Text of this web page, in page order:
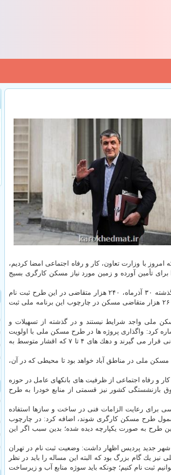
با وزارت تعاون، كار و رفاه اجتماعی امضا كردیم،
تأمین آورده و زمین مورد نیاز مسكن كارگری بسیج
وزیر راه و شهرسازی اشاره كرد: با اختتام ثبت نام برنامه اقدام ملی مسكن در روز گذشته ۳۰ آذرماه، ۲۴۰ هزار متقاضی در این طرح ثبت نام
كرده اند كه با احتساب ثبت نام ۲۰ هزار نفر در بافت های ناكارآمد شهری، در مجموع ۲۶۰ هزار متقاضی مسكن در چارچوب این برنامه ملی ثبت
ملی واجد شرایط نیستند و در گذشته از تسهیلات و
كرد: واگذاری پروژه ها در طرح مسكن ملی با اولویت
دهك ها خواهد بود؛ به نحوی كه دهك های ۱ تا ۳ از طرح سازمانهای حمایتی مورد پشتیبانی قرار می گیرند و دهك های ۴ تا ۷ كه اقشار متوسط به
ملی در مناطق آباد خواهد بود تا محیطی كه در آن،
و رفاه اجتماعی از ظرفیت های بانكهای عامل در حوزه
بازنشستگی كشور نیز قسمتی از منابع خودرا به طرح
برای رعایت الزامات فنی در ساخت و سازها استفاده
طرح مسكن كارگری شوند، اضافه كرد: در چارچوب
طرح به صورت یكپارچه دیده شده؛ بدین سبب اگر این
شهر جدید پردیس اظهار داشت: وضعیت ثبت نام در تهران
مسكن ملی نیز یك گام بزرگ بود كه البته این مساله را باید در نظر
ثبت نام كنیم؛ چونكه باید سوژه منابع آب و زیرساخت